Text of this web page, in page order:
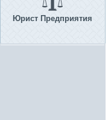
Юрист Предприятия